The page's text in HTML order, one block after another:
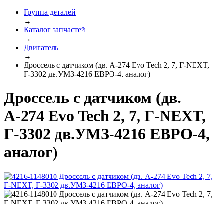
Группа деталей
→
Каталог запчастей
→
Двигатель
→
Дроссель с датчиком (дв. А-274 Evo Tech 2, 7, Г-NEXT,
Г-3302 дв.УМЗ-4216 ЕВРО-4, аналог)
Дроссель с датчиком (дв.
А-274 Evo Tech 2, 7, Г-NEXT,
Г-3302 дв.УМЗ-4216 ЕВРО-4,
аналог)